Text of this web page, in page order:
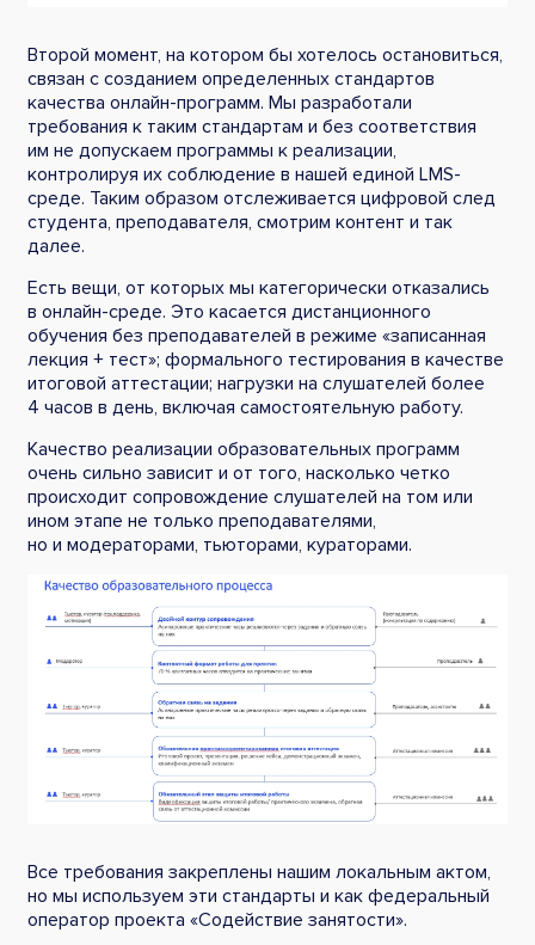
Второй момент, на котором бы хотелось остановиться,
связан с созданием определенных стандартов
качества онлайн-программ. Мы разработали
требования к таким стандартам и без соответствия
им не допускаем программы к реализации,
контролируя их соблюдение в нашей единой LMS-
среде. Таким образом отслеживается цифровой след
студента, преподавателя, смотрим контент и так
далее.
Есть вещи, от которых мы категорически отказались
в онлайн-среде. Это касается дистанционного
обучения без преподавателей в режиме «записанная
лекция + тест»; формального тестирования в качестве
итоговой аттестации; нагрузки на слушателей более
4 часов в день, включая самостоятельную работу.
Качество реализации образовательных программ
очень сильно зависит и от того, насколько четко
происходит сопровождение слушателей на том или
ином этапе не только преподавателями,
но и модераторами, тьюторами, кураторами.
Все требования закреплены нашим локальным актом,
но мы используем эти стандарты и как федеральный
оператор проекта «Содействие занятости».